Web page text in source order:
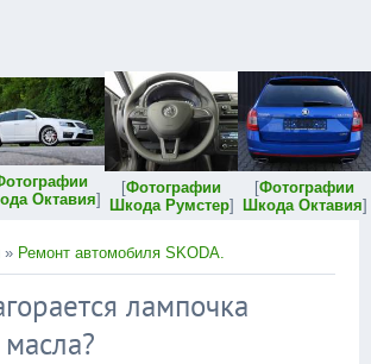
Октавия]
[Фотографии
Шкода Румстер]
[Фотографии
Шкода Октавия]
» Ремонт автомобиля SKODA.
лампочка